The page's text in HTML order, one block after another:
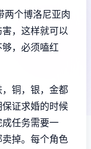
两个博洛尼亚肉
，这样就可以
，必须嗑红
铜，银，金都
证求婚的时候
任务需要一
掉。每个角色